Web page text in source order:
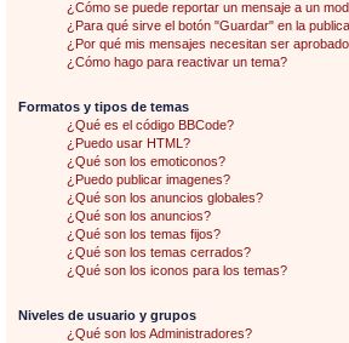
¿Cómo se puede reportar un mensaje a un
¿Para qué sirve el botón "Guardar" en la
¿Por qué mis mensajes necesitan ser
¿Cómo hago para reactivar un tema?
Formatos y tipos de temas
¿Qué es el código BBCode?
¿Puedo usar HTML?
¿Qué son los emoticonos?
¿Puedo publicar imagenes?
¿Qué son los anuncios globales?
¿Qué son los anuncios?
¿Qué son los temas fijos?
¿Qué son los temas cerrados?
¿Qué son los iconos para los temas?
Niveles de usuario y grupos
¿Qué son los Administradores?